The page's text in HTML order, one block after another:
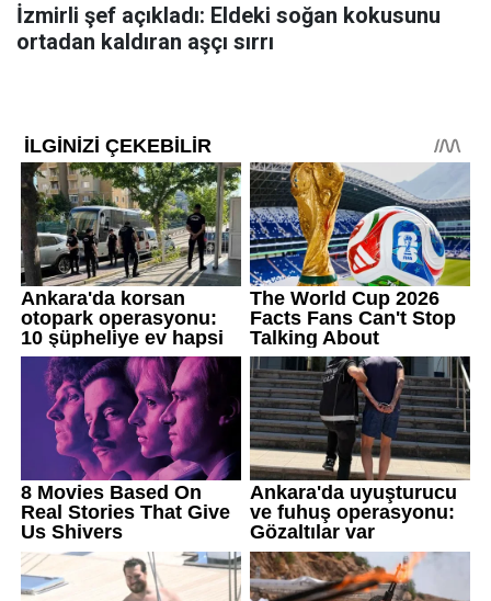
İzmirli şef açıkladı: Eldeki soğan kokusunu
ortadan kaldıran aşçı sırrı